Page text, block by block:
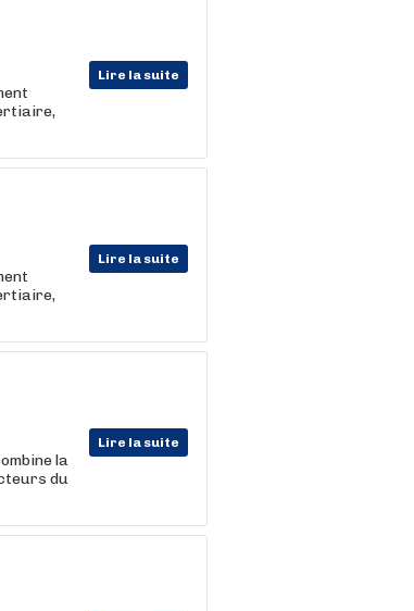
Lire la suite
Lire la suite
Lire la suite
la
du